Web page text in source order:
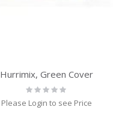
Hurrimix, Green Cover
Rating:
0%
Please Login to see Price